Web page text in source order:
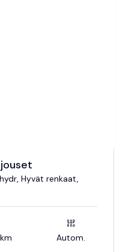
Hyvät renkaat,
Autom.